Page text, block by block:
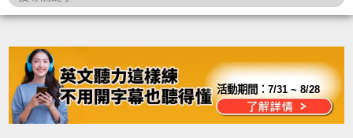
活動期間：7/31 ~ 8/28